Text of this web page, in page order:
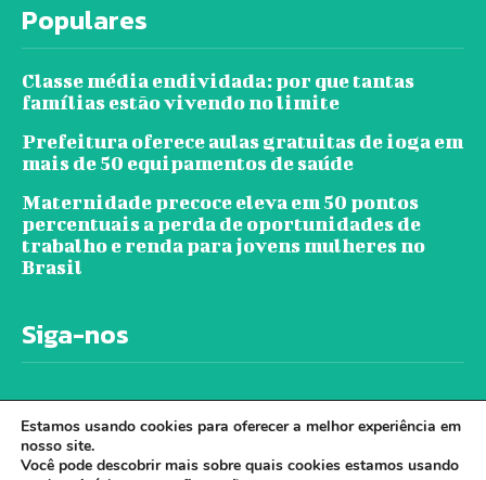
Populares
Classe média endividada: por que tantas
famílias estão vivendo no limite
Prefeitura oferece aulas gratuitas de ioga em
mais de 50 equipamentos de saúde
Maternidade precoce eleva em 50 pontos
percentuais a perda de oportunidades de
trabalho e renda para jovens mulheres no
Brasil
Siga-nos
Estamos usando cookies para oferecer a melhor experiência em
nosso site.
Você pode descobrir mais sobre quais cookies estamos usando